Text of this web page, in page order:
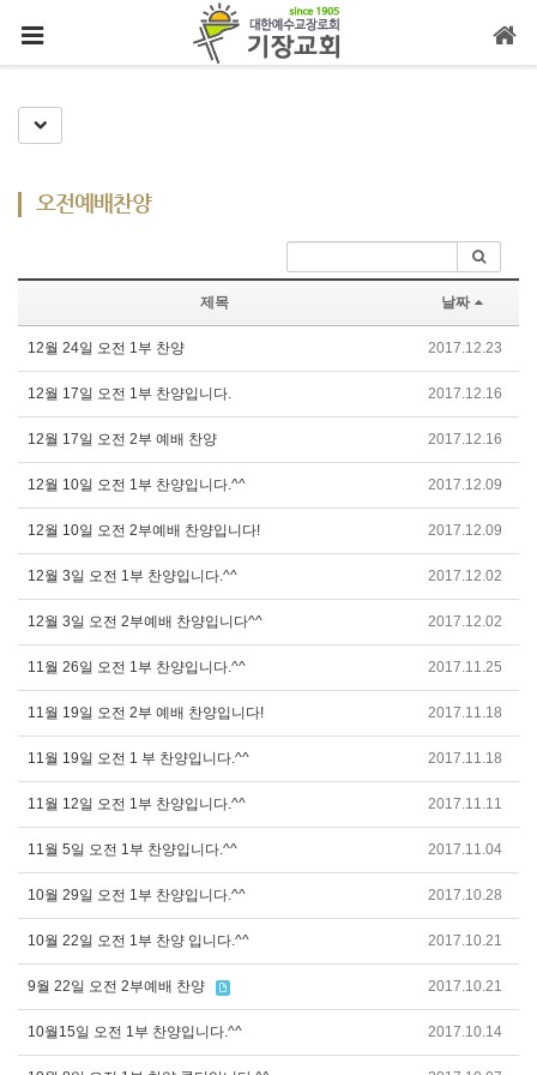
Toggle Dropdown
오전예배찬양
제목 날짜
12월 24일 오전 1부 찬양 2017.12.23
12월 17일 오전 1부 찬양입니다. 2017.12.16
12월 17일 오전 2부 예배 찬양 2017.12.16
12월 10일 오전 1부 찬양입니다.^^ 2017.12.09
12월 10일 오전 2부예배 찬양입니다! 2017.12.09
12월 3일 오전 1부 찬양입니다.^^ 2017.12.02
12월 3일 오전 2부예배 찬양입니다^^ 2017.12.02
11월 26일 오전 1부 찬양입니다.^^ 2017.11.25
11월 19일 오전 2부 예배 찬양입니다! 2017.11.18
11월 19일 오전 1 부 찬양입니다.^^ 2017.11.18
11월 12일 오전 1부 찬양입니다.^^ 2017.11.11
11월 5일 오전 1부 찬양입니다.^^ 2017.11.04
10월 29일 오전 1부 찬양입니다.^^ 2017.10.28
10월 22일 오전 1부 찬양 입니다.^^ 2017.10.21
9월 22일 오전 2부예배 찬양 2017.10.21
10월15일 오전 1부 찬양입니다.^^ 2017.10.14